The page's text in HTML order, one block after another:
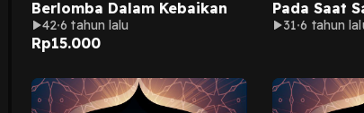
Berlomba Dalam Kebaikan
42 6 tahun lalu
Rp15.000
Pada Saat
31 6 tahun